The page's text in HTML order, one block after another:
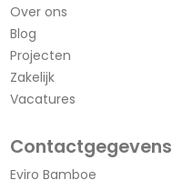
Over ons
Blog
Projecten
Zakelijk
Vacatures
Contactgegevens
Eviro Bamboe